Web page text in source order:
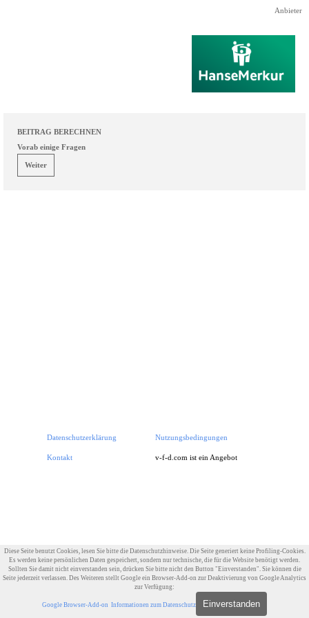
Anbieter
BEITRAG BERECHNEN
Vorab einige Fragen
Datenschutzerklärung Nutzungsbedingungen
Kontakt v-f-d.com ist ein Angebot von
Diese Seite benutzt Cookies, lesen Sie bitte die Datenschutzhinweise. Die Seite generiert keine Profiling-Cookies.
Es werden keine persönlichen Daten gespeichert, sondern nur technische, die für die Website benötigt werden.
Sollten Sie damit nicht einverstanden sein, drücken Sie bitte nicht den Button "Einverstanden". Sie können die
Seite jederzeit verlassen. Des Weiteren stellt Google ein Browser-Add-on zur Deaktivierung von Google Analytics
zur Verfügung:
Google Browser-Add-on Informationen zum Datenschutz Einverstanden